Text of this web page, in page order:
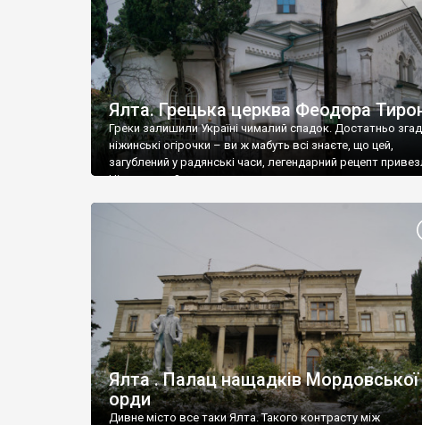
Ялта. Грецька церква Феодора
Греки залишили Україні чималий спадок. Достатньо
ніжинські огірочки – ви ж мабуть всі знаєте, що цей,
загублений у радянські часи, легендарний рецепт
Ніжин греки?
Ялта . Палац нащадків Мордовської
орди
Дивне місто все таки Ялта. Такого контрасту між